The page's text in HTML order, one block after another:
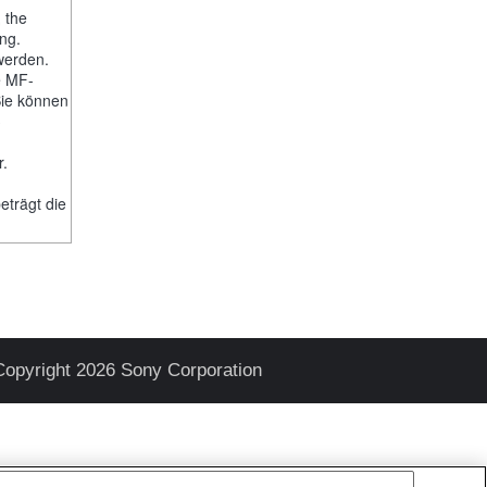
the
MF-
können
die
2026 Sony Corporation